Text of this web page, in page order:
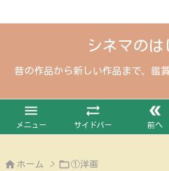
シネマのは
昔の作品から新しい作品まで、鑑

メニュー

サイドバー

前へ
 ホーム > ①洋画